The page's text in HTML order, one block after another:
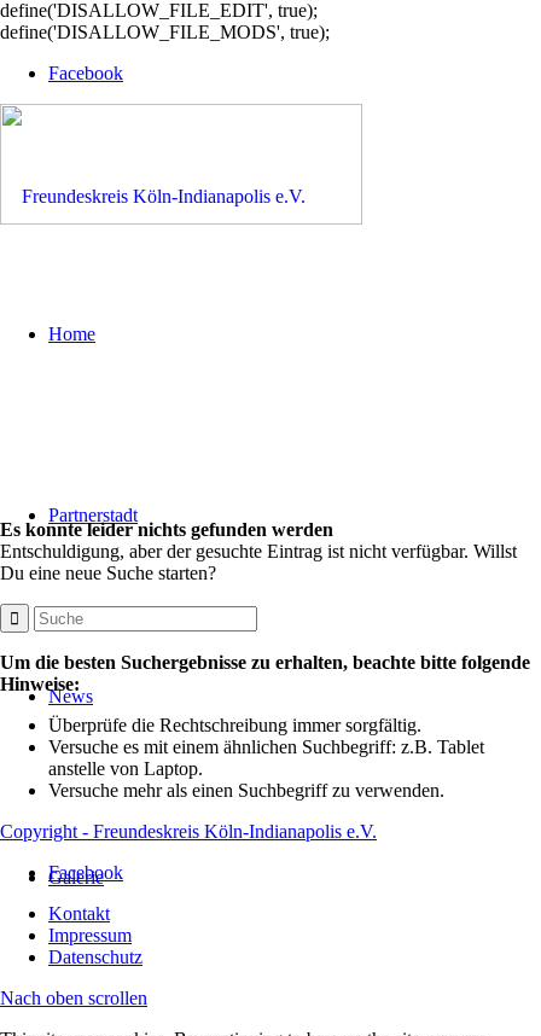
define('DISALLOW_FILE_EDIT', true);
define('DISALLOW_FILE_MODS', true);
Facebook
Home
Partnerstadt
News
Galerie
Es konnte leider nichts gefunden werden
Entschuldigung, aber der gesuchte Eintrag ist nicht verfügbar. Willst
Du eine neue Suche starten?
Um die besten Suchergebnisse zu erhalten, beachte bitte folgende
Hinweise:
Überprüfe die Rechtschreibung immer sorgfältig.
Versuche es mit einem ähnlichen Suchbegriff: z.B. Tablet
anstelle von Laptop.
Versuche mehr als einen Suchbegriff zu verwenden.
Copyright - Freundeskreis Köln-Indianapolis e.V.
Facebook
Kontakt
Impressum
Datenschutz
Nach oben scrollen